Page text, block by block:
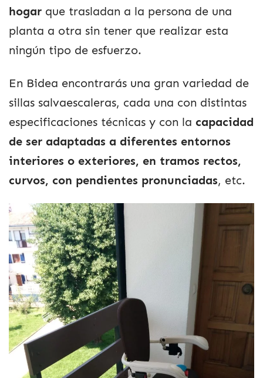
hogar que trasladan a la persona de una
planta a otra sin tener que realizar esta
ningún tipo de esfuerzo.
En Bidea encontrarás una gran variedad de
sillas salvaescaleras, cada una con distintas
especificaciones técnicas y con la capacidad
de ser adaptadas a diferentes entornos
interiores o exteriores, en tramos rectos,
curvos, con pendientes pronunciadas, etc.